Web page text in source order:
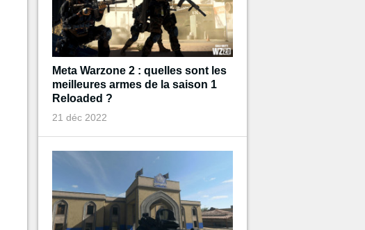
Meta Warzone 2 : quelles sont les
meilleures armes de la saison 1
Reloaded ?
21 déc 2022